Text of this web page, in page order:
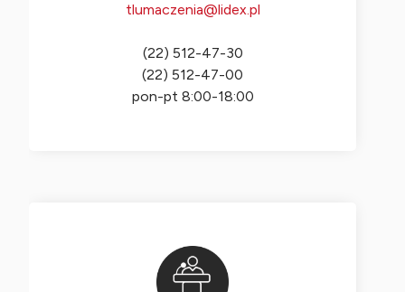
tlumaczenia@lidex.pl
(22) 512-47-30
(22) 512-47-00
pon-pt 8:00-18:00